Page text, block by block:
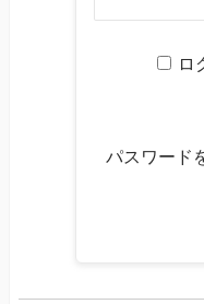
ロ
パスワード